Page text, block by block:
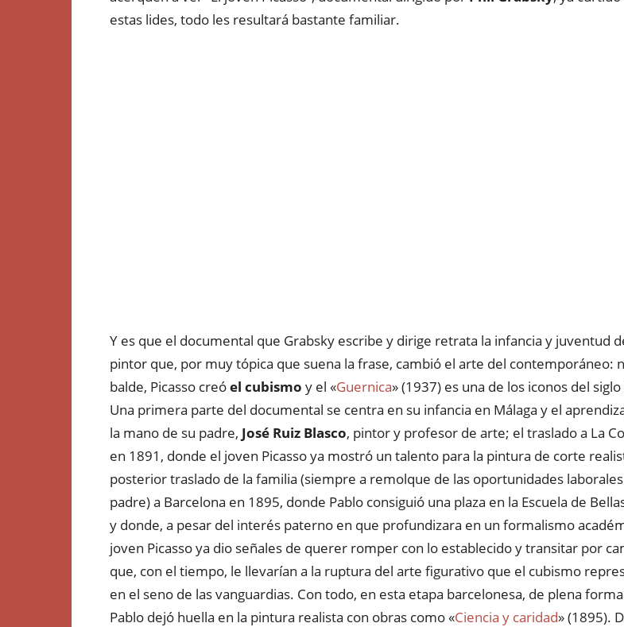
estas lides, todo les resultará bastante familiar.
Y es que el documental que Grabsky escribe y dirige retrata la infancia y juventud
pintor que, por muy tópica que suena la frase, cambió el arte del contemporáneo:
balde, Picasso creóel cubismo y el «Guernica» (1937) es una de los iconos del siglo
Una primera parte del documental se centra en su infancia en Málaga y el
la mano de su padre, José Ruiz Blasco, pintor y profesor de arte; el traslado a La
en 1891, donde el joven Picasso ya mostró un talento para la pintura de corte
posterior traslado de la familia (siempre a remolque de las oportunidades
padre) a Barcelona en 1895, donde Pablo consiguió una plaza en la Escuela de
y donde, a pesar del interés paterno en que profundizara en un formalismo
joven Picasso ya dio señales de querer romper con lo establecido y transitar por
que, con el tiempo, le llevarían a la ruptura del arte figurativo que el cubismo
en el seno de las vanguardias. Con todo, en esta etapa barcelonesa, de plena
Pablo dejó huella en la pintura realista con obras como «Ciencia y caridad» (1895).